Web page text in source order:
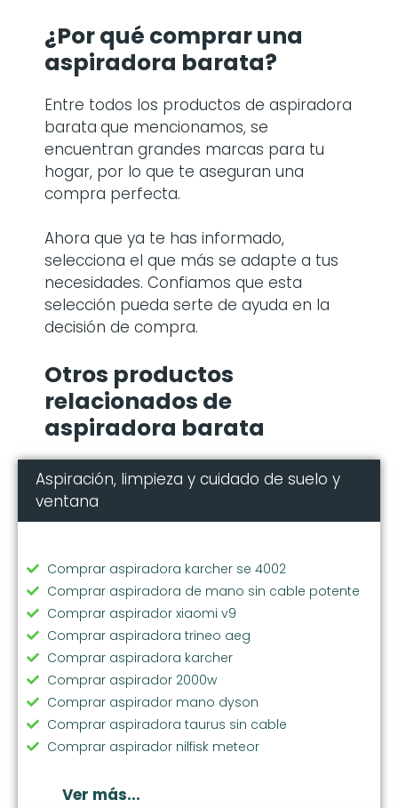
¿Por qué compraruna
aspiradora barata?
Entre todos los productos de aspiradora
barata que mencionamos, se
encuentran grandes marcas para tu
hogar, por lo que te aseguran una
compra perfecta.
Ahora que ya te has informado,
selecciona el que más se adapte a tus
necesidades. Confiamos que esta
selección pueda serte de ayuda en la
decisión de compra.
Otros productos
relacionados de
aspiradora barata
Aspiración, limpieza y cuidado de suelo y
ventana
Comprar aspiradora karcher se 4002
Comprar aspiradora de mano sin cable potente
Comprar aspirador xiaomi v9
Comprar aspiradora trineo aeg
Comprar aspiradora karcher
Comprar aspirador 2000w
Comprar aspirador mano dyson
Comprar aspiradora taurus sin cable
Comprar aspirador nilfisk meteor
Comprar aspiradora jashen
Ver más...